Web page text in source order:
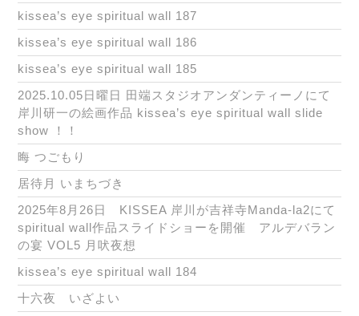
kissea’s eye spiritual wall 187
kissea’s eye spiritual wall 186
kissea’s eye spiritual wall 185
2025.10.05日曜日 田端スタジオアンダンティーノにて
岸川研一の絵画作品 kissea’s eye spiritual wall slide
show ！！
晦 つごもり
居待月 いまちづき
2025年8月26日 KISSEA 岸川が吉祥寺Manda-la2にて
spiritual wall作品スライドショーを開催 アルデバラン
の宴 VOL5 月吠夜想
kissea’s eye spiritual wall 184
十六夜 いざよい